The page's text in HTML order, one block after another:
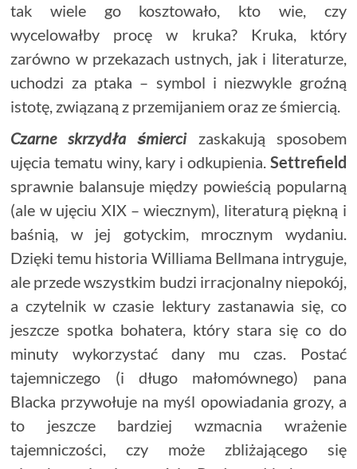
tak wiele go kosztowało, kto wie, czy
wycelowałby procę w kruka? Kruka, który
zarówno w przekazach ustnych, jak i literaturze,
uchodzi za ptaka – symbol i niezwykle groźną
istotę, związaną z przemijaniem oraz ze śmiercią.
Czarne skrzydła śmiercizaskakują sposobem
ujęcia tematu winy, kary i odkupienia. Settrefield
sprawnie balansuje między powieścią popularną
(ale w ujęciu XIX – wiecznym), literaturą piękną i
baśnią, w jej gotyckim, mrocznym wydaniu.
Dzięki temu historia Williama Bellmana intryguje,
ale przede wszystkim budzi irracjonalny niepokój,
a czytelnik w czasie lektury zastanawia się, co
jeszcze spotka bohatera, który stara się co do
minuty wykorzystać dany mu czas. Postać
tajemniczego (i długo małomównego) pana
Blacka przywołuje na myśl opowiadania grozy, a
to jeszcze bardziej wzmacnia wrażenie
tajemniczości, czy może zbliżającego się